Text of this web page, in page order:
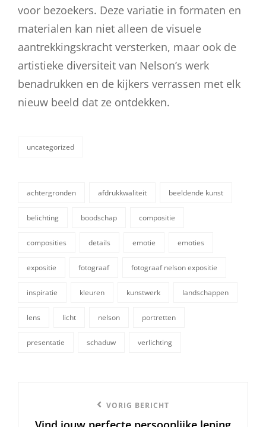
voor bezoekers. Deze variatie in formaten en
materialen kan niet alleen de visuele
aantrekkingskracht versterken, maar ook de
artistieke diversiteit van Nelson’s werk
benadrukken en de kijkers verrassen met elk
nieuw beeld dat ze ontdekken.
categorieën
uncategorized
achtergronden afdrukkwaliteit beeldende kunst
belichting boodschap compositie
composities details emotie emoties
expositie fotograaf fotograaf nelson expositie
inspiratie kleuren kunstwerk landschappen
lens licht nelson portretten
presentatie schaduw verlichting
VORIG BERICHT